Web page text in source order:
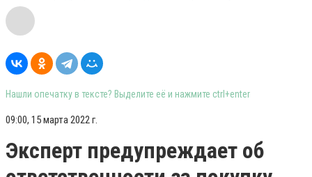
Нашли опечатку в тексте? Выделите её и нажмите ctrl+enter
09:00, 15 марта 2022 г.
Эксперт предупреждает об